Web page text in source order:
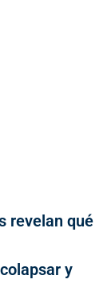
revelan qué
y